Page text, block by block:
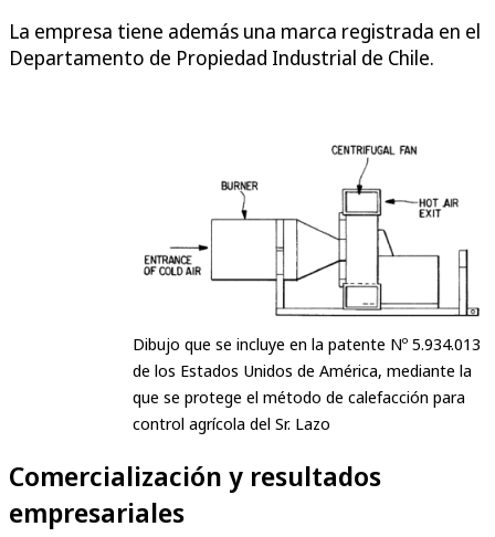
La empresa tiene además una marca registrada en el
Departamento de Propiedad Industrial de Chile.
Dibujo que se incluye en la patente Nº 5.934.013
de los Estados Unidos de América, mediante la
que se protege el método de calefacción para
control agrícola del Sr. Lazo
Comercialización y resultados
empresariales